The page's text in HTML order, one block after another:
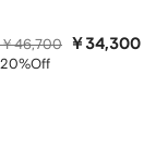
￥46,700 ￥34,300
20%Off